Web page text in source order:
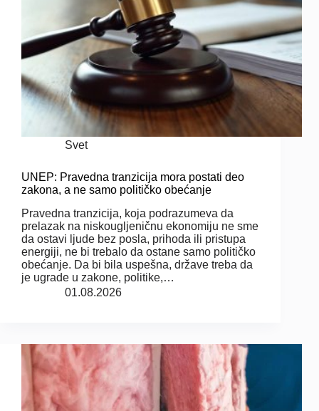
Svet
UNEP: Pravedna tranzicija mora postati deo
zakona, a ne samo političko obećanje
Pravedna tranzicija, koja podrazumeva da
prelazak na niskougljeničnu ekonomiju ne sme
da ostavi ljude bez posla, prihoda ili pristupa
energiji, ne bi trebalo da ostane samo političko
obećanje. Da bi bila uspešna, države treba da
je ugrade u zakone, politike,…
01.08.2026